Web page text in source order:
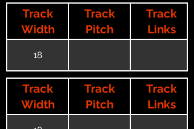
Track
Width
Track
Pitch
Track
Links
18
Track
Width
Track
Pitch
Track
Links